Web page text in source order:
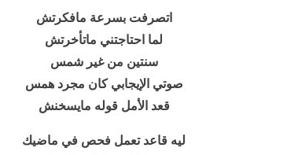
اتصرفت بسرعة مافكرتش
لما احتاجتني ماتأخرتش
سنتين من غير شمس
صوتي الإيجابي كان مجرد همس
قعد الأمل قوله مايسخنش
ليه قاعد تعمل فحص في ماضيك